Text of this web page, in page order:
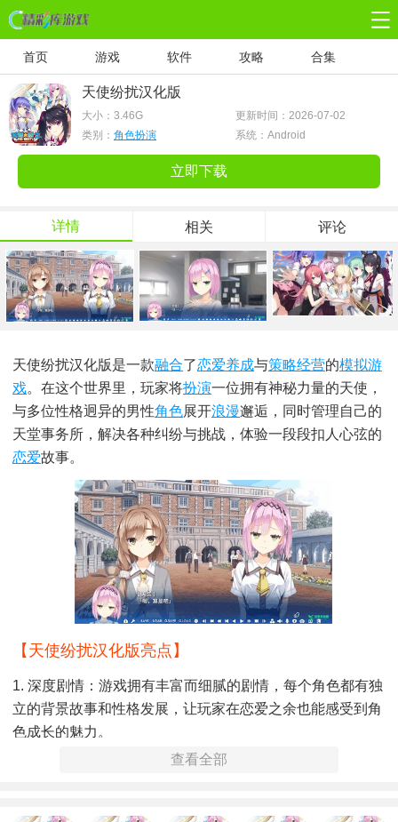
首页 游戏 软件 攻略 合集
天使纷扰汉化版
大小： 3.46G
更新时间：2026-07-02
类别： 角色扮演 系统：Android
立即下载
详情 相关 评论
天使纷扰汉化版是一款融合了恋爱养成与策略经营的模拟游
戏。在这个世界里，玩家将扮演一位拥有神秘力量的天使，
与多位性格迥异的男性角色展开浪漫邂逅，同时管理自己的
天堂事务所，解决各种纠纷与挑战，体验一段段扣人心弦的
恋爱故事。
【天使纷扰汉化版亮点】
1. 深度剧情：游戏拥有丰富而细腻的剧情，每个角色都有独
立的背景故事和性格发展，让玩家在恋爱之余也能感受到角
色成长的魅力。
2. 自由探索：游戏提供开放的世界供玩家探索，从天堂到人
查看全部